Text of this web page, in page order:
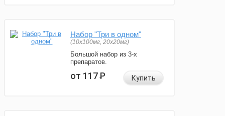
Набор "Три в одном"
(10x100мг, 20x20мг)
Большой набор из 3-х
препаратов.
от 117Р Купить